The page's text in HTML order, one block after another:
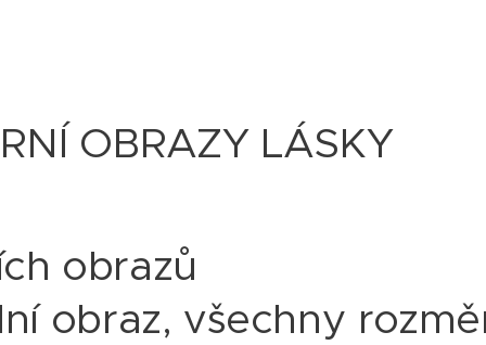
OBRAZY LÁSKY
obrazů
obraz, všechny